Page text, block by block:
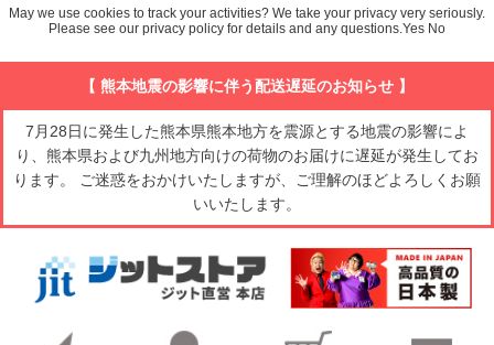
【 熊本地震の影響に伴う配送遅延のお知らせ 】
7月28日に発生した熊本県熊本地方を震源とする地震の影響によ
り、熊本県および九州地方向けの荷物のお届けに遅延が発生してお
ります。 ご迷惑をおかけいたしますが、ご理解のほどよろしくお願
いいたします。
May we use cookies to track your activities? We take your privacy very seriously.
Please see our privacy policy for details and any questions.Yes No